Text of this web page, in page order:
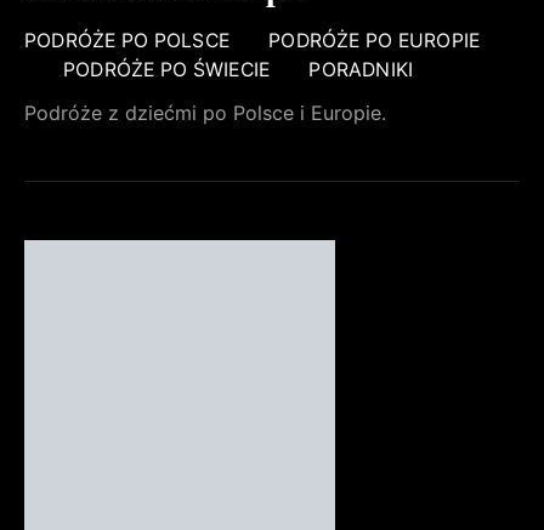
PODRÓŻE PO POLSCE
PODRÓŻE PO EUROPIE
PODRÓŻE PO ŚWIECIE
PORADNIKI
Podróże z dziećmi po Polsce i Europie.